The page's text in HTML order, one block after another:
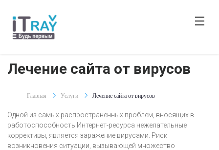
Лечение сайта от вирусов
Главная Услуги Лечение сайта от вирусов
Одной из самых распространенных проблем, вносящих в
работоспособность Интернет-ресурса нежелательные
коррективы, является заражение вирусами. Риск
возникновения ситуации, вызывающей множество